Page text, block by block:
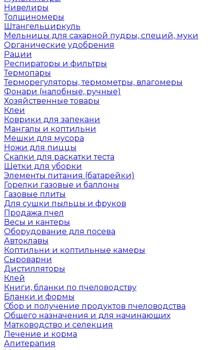
Нивелиры
Толщиномеры
Штангельциркуль
Мельницы для сахарной пудры, специй, муки
Органические удобрения
Рации
Респираторы и фильтры
Термопары
Терморегуляторы, термометры, влагомеры
Фонари (налобные, ручные)
Хозяйственные товары
Клеи
Коврики для запекани
Мангалы и коптильни
Мешки для мусора
Ножи для пиццы
Скалки для раскатки теста
Щетки для уборки
Элементы питания (батарейки)
Горелки газовые и баллоны
Газовые плиты
Для сушки пыльцы и фруков
Продажа пчел
Весы и кантеры
Оборудование для посева
Автоклавы
Коптильни и коптильные камеры
Сыроварни
Дистилляторы
Клей
Книги, бланки по пчеловодству
Бланки и формы
Сбор и получение продуктов пчеловодства
Общего назначения и для начинающих
Матководство и селекция
Лечение и корма
Апитерапия